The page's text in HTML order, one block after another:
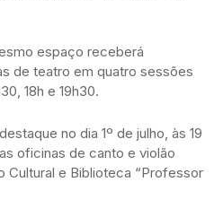
espaço receberá
de teatro em quatro sessões
18h e 19h30.
no dia 1º de julho, às 19
oficinas de canto e violão
Cultural e Biblioteca “Professor